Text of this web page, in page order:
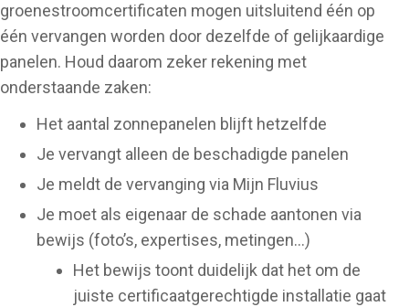
groenestroomcertificaten mogen uitsluitend één op
één vervangen worden door dezelfde of gelijkaardige
panelen. Houd daarom zeker rekening met
onderstaande zaken:
Het aantal zonnepanelen blijft hetzelfde
Je vervangt alleen de beschadigde panelen
Je meldt de vervanging via Mijn Fluvius
Je moet als eigenaar de schade aantonen via
bewijs (foto’s, expertises, metingen…)
Het bewijs toont duidelijk dat het om de
juiste certificaatgerechtigde installatie gaat